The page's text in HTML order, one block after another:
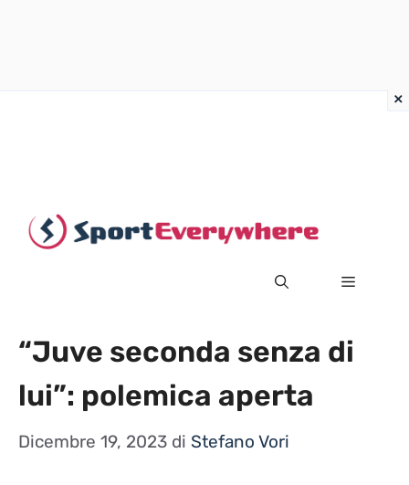
MENU
“Juve seconda senza di
lui”: polemica aperta
Dicembre 19, 2023 di Stefano Vori